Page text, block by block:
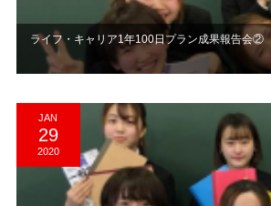
ライフ・キャリア1年100日プラン成果報告会②
JAN
29
2020